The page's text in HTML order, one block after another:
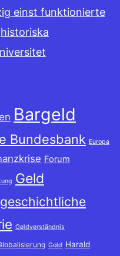
einst funktionierte
Bargeld
Bundesbank Europa
Forum
Geld
Geldverständnis
Gold Harald